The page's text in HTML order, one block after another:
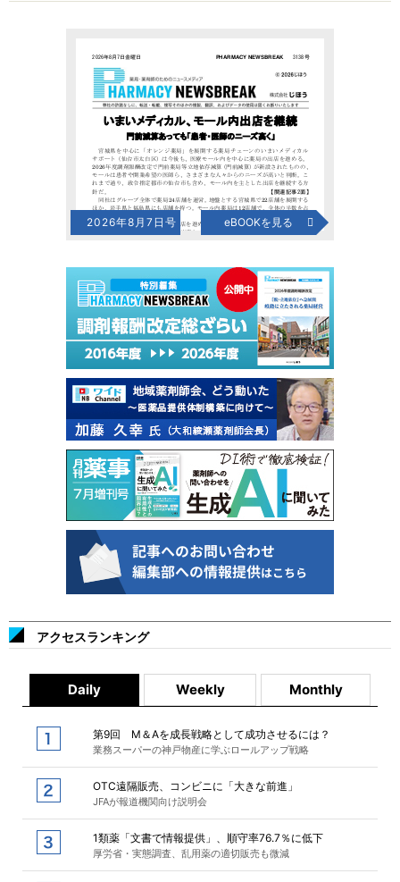
2026年8月7日号 eBOOKを見る
アクセスランキング
Daily Weekly Monthly
第9回 M＆Aを成長戦略として成功させるには？
業務スーパーの神戸物産に学ぶロールアップ戦略
OTC遠隔販売、コンビニに「大きな前進」
JFAが報道機関向け説明会
1類薬「文書で情報提供」、順守率76.7％に低下
厚労省・実態調査、乱用薬の適切販売も微減